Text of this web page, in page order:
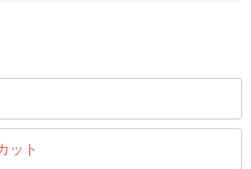
ット